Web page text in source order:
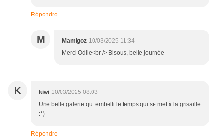
Répondre
M Mamigoz 10/03/2025 11:34
Merci Odile<br /> Bisous, belle journée
K kiwi 10/03/2025 08:03
Une belle galerie qui embelli le temps qui se met à la grisaille
:*)
Répondre